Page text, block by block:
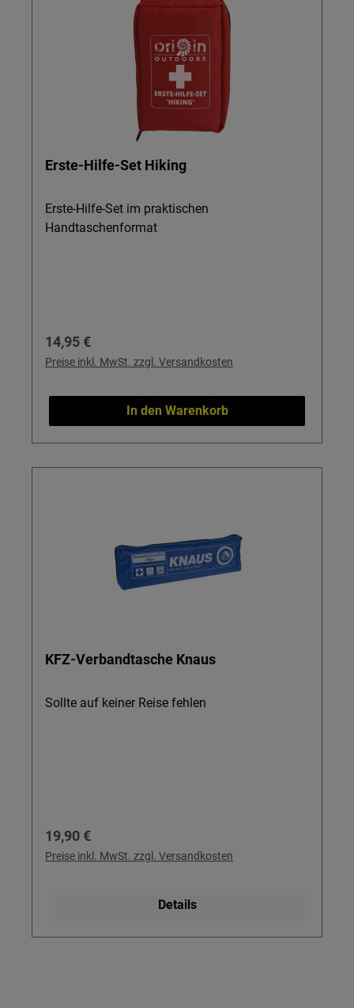
Erste-Hilfe-Set Hiking
Erste-Hilfe-Set im praktischen
Handtaschenformat
Regulärer Preis:
14,95 €
Preise inkl. MwSt. zzgl. Versandkosten
In den Warenkorb
KFZ-Verbandtasche Knaus
Sollte auf keiner Reise fehlen
Regulärer Preis:
19,90 €
Preise inkl. MwSt. zzgl. Versandkosten
Details